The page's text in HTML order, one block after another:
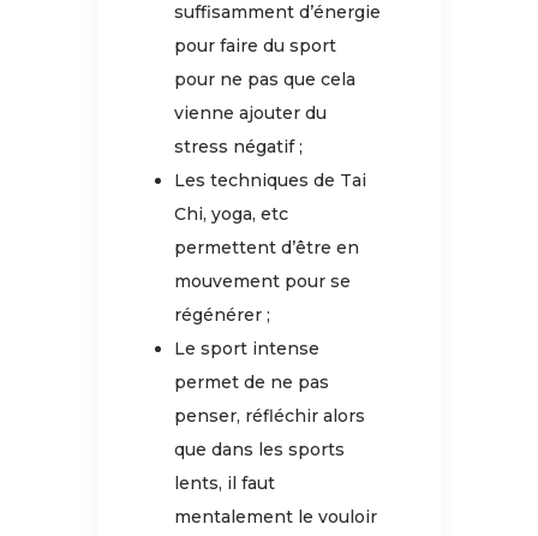
suffisamment d’énergie
pour faire du sport
pour ne pas que cela
vienne ajouter du
stress négatif ;
Les techniques de Tai
Chi, yoga, etc
permettent d’être en
mouvement pour se
régénérer ;
Le sport intense
permet de ne pas
penser, réfléchir alors
que dans les sports
lents, il faut
mentalement le vouloir